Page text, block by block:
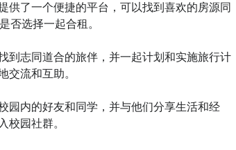
供了一个便捷的平台，可以找到喜欢的房源同
否选择一起合租。
到志同道合的旅伴，并一起计划和实施旅行计
交流和互助。
园内的好友和同学，并与他们分享生活和经
校园社群。